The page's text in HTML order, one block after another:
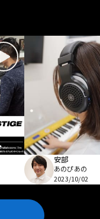
安部
あのぴあの
2023/10/02